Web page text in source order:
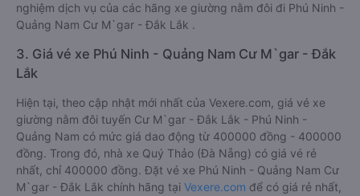
nghiệm dịch vụ của các hãng xe giường nằm đôi đi Phú Ninh -
Quảng Nam Cư M`gar - Đắk Lắk .
3. Giá vé xe Phú Ninh - Quảng Nam Cư M`gar - Đắk
Lắk
Hiện tại, theo cập nhật mới nhất của Vexere.com, giá vé xe
giường nằm đôi tuyến Cư M`gar - Đắk Lắk - Phú Ninh -
Quảng Nam có mức giá dao động từ 400000 đồng - 400000
đồng. Trong đó, nhà xe Quý Thảo (Đà Nẵng) có giá vé rẻ
nhất, chỉ 400000 đồng. Đặt vé xe Phú Ninh - Quảng Nam Cư
M`gar - Đắk Lắk chính hãng tại Vexere.com để có giá rẻ nhất,